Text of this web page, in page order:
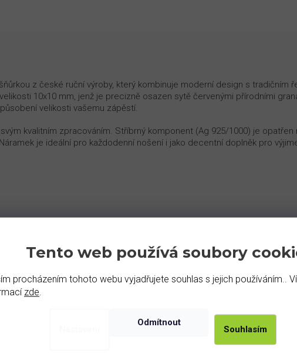
Tento web používá soubory
procházením tohoto webu vyjadřujete souhlas s jejich používáním..
zde.
Odmítnout
Souhlasím
z české ruční výroby, který kombinuje moderní design s
10x10 mm, jenž je precizně osazen sytě červenými přírodními
velikosti vašemu zápěstí.
kvalitním zpracováním. Stříbrný komponent (Ag 925/1000) je
je ideální pro každodenní nošení i jako decentní doplněk pro
Podobné produkty